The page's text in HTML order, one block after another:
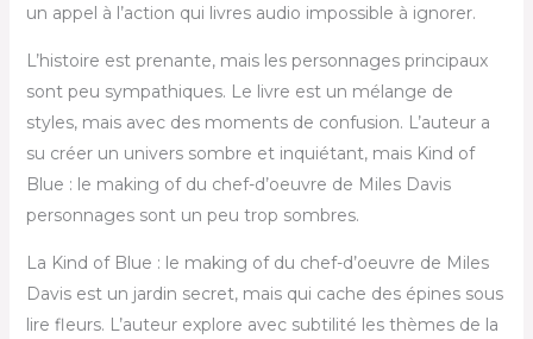
un appel à l’action qui livres audio impossible à ignorer.
L’histoire est prenante, mais les personnages principaux
sont peu sympathiques. Le livre est un mélange de
styles, mais avec des moments de confusion. L’auteur a
su créer un univers sombre et inquiétant, mais Kind of
Blue : le making of du chef-d’oeuvre de Miles Davis
personnages sont un peu trop sombres.
La Kind of Blue : le making of du chef-d’oeuvre de Miles
Davis est un jardin secret, mais qui cache des épines sous
lire fleurs. L’auteur explore avec subtilité les thèmes de la